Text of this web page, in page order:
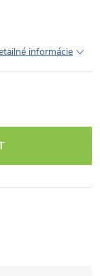
informácie